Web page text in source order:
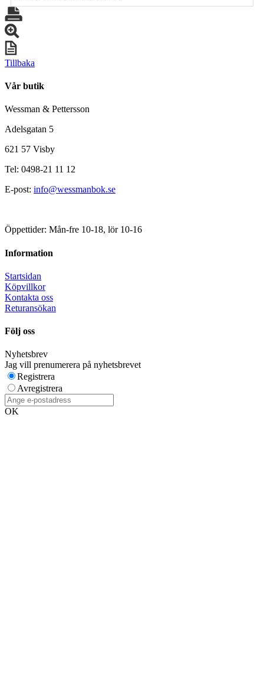
Tillbaka
Vår butik
Wessman & Pettersson
Adelsgatan 5
621 57 Visby
Tel: 0498-21 11 12
E-post: info@wessmanbok.se
Öppettider: Mån-fre 10-18, lör 10-16
Information
Startsidan
Köpvillkor
Kontakta oss
Returansökan
Följ oss
Nyhetsbrev
Jag vill prenumerera på nyhetsbrevet
Registrera
Avregistrera
OK